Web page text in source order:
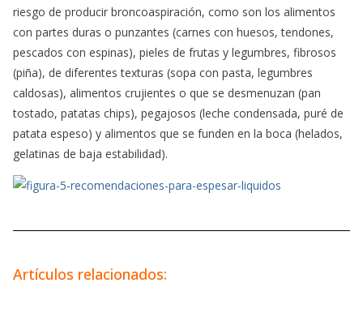
riesgo de producir broncoaspiración, como son los alimentos
con partes duras o punzantes (carnes con huesos, tendones,
pescados con espinas), pieles de frutas y legumbres, fibrosos
(piña), de diferentes texturas (sopa con pasta, legumbres
caldosas), alimentos crujientes o que se desmenuzan (pan
tostado, patatas chips), pegajosos (leche condensada, puré de
patata espeso) y alimentos que se funden en la boca (helados,
gelatinas de baja estabilidad).
Artículos relacionados: